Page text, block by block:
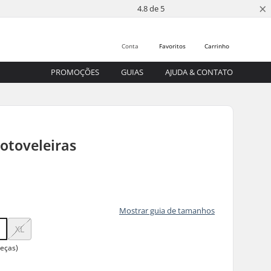
4.8 de 5 ×
Carrinho
Favoritos
Conta
PROMOÇÕES GUIAS AJUDA & CONTATO
Mostrar guia de tamanhos
XL